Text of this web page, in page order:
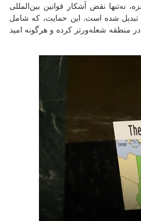
نقض آشکار قوانین بین‌المللی
تبدیل شده است. این حمایت، که شامل
را در منطقه شعله‌ورتر کرده و هرگونه امید